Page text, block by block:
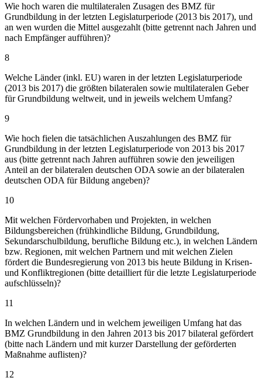
Wie hoch waren die multilateralen Zusagen des BMZ für
Grundbildung in der letzten Legislaturperiode (2013 bis 2017), und
an wen wurden die Mittel ausgezahlt (bitte getrennt nach Jahren und
nach Empfänger aufführen)?
8
Welche Länder (inkl. EU) waren in der letzten Legislaturperiode
(2013 bis 2017) die größten bilateralen sowie multilateralen Geber
für Grundbildung weltweit, und in jeweils welchem Umfang?
9
Wie hoch fielen die tatsächlichen Auszahlungen des BMZ für
Grundbildung in der letzten Legislaturperiode von 2013 bis 2017
aus (bitte getrennt nach Jahren aufführen sowie den jeweiligen
Anteil an der bilateralen deutschen ODA sowie an der bilateralen
deutschen ODA für Bildung angeben)?
10
Mit welchen Fördervorhaben und Projekten, in welchen
Bildungsbereichen (frühkindliche Bildung, Grundbildung,
Sekundarschulbildung, berufliche Bildung etc.), in welchen Ländern
bzw. Regionen, mit welchen Partnern und mit welchen Zielen
fördert die Bundesregierung von 2013 bis heute Bildung in Krisen-
und Konfliktregionen (bitte detailliert für die letzte Legislaturperiode
aufschlüsseln)?
11
In welchen Ländern und in welchem jeweiligen Umfang hat das
BMZ Grundbildung in den Jahren 2013 bis 2017 bilateral gefördert
(bitte nach Ländern und mit kurzer Darstellung der geförderten
Maßnahme auflisten)?
12